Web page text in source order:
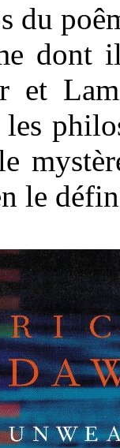
du
dont
et
le